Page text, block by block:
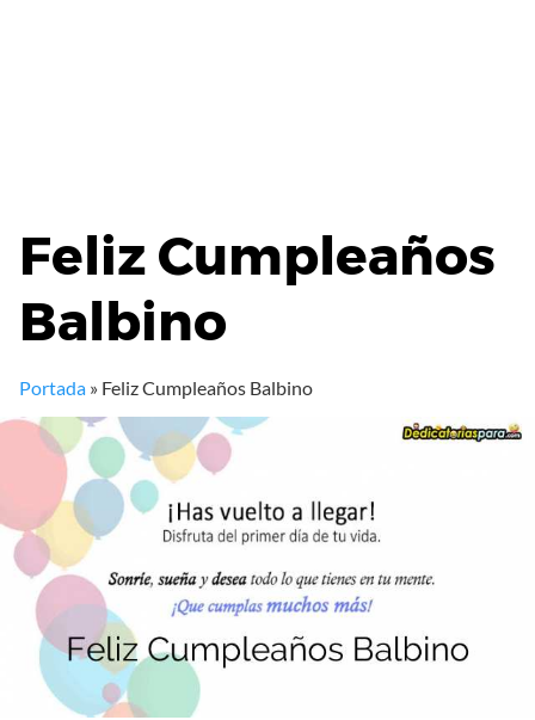
Feliz Cumpleaños
Balbino
Portada » Feliz Cumpleaños Balbino